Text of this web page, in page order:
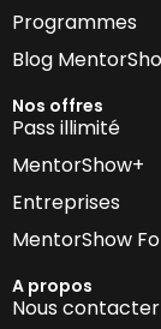
Programmes
Blog
Nos offres
Pass illimité
MentorShow+
Entreprises
MentorShow
A propos
Nous contacter